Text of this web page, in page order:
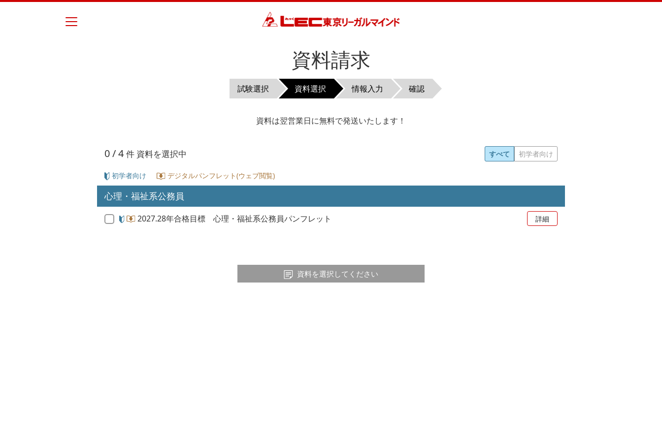
資料請求
試験選択 資料選択 情報入力 確認
資料は翌営業日に無料で発送いたします！
0/ 4 件 資料を選択中 すべて 初学者向け
初学者向け デジタルパンフレット(ウェブ閲覧)
心理・福祉系公務員
2027.28年合格目標 心理・福祉系公務員パンフレット 詳細
資料を選択してください